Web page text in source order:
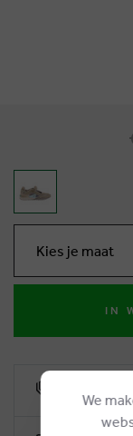
Kies je maat
IN
We